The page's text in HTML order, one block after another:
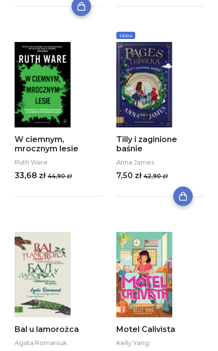
W ciemnym,
mrocznym lesie
Ruth Ware
33,68 zł 44,90 zł
SERIA
Tilly i zaginione
baśnie
Anna James
7,50 zł 42,90 zł
Bal u lamorożca
Agata Romaniuk
Motel Calivista
Kelly Yang